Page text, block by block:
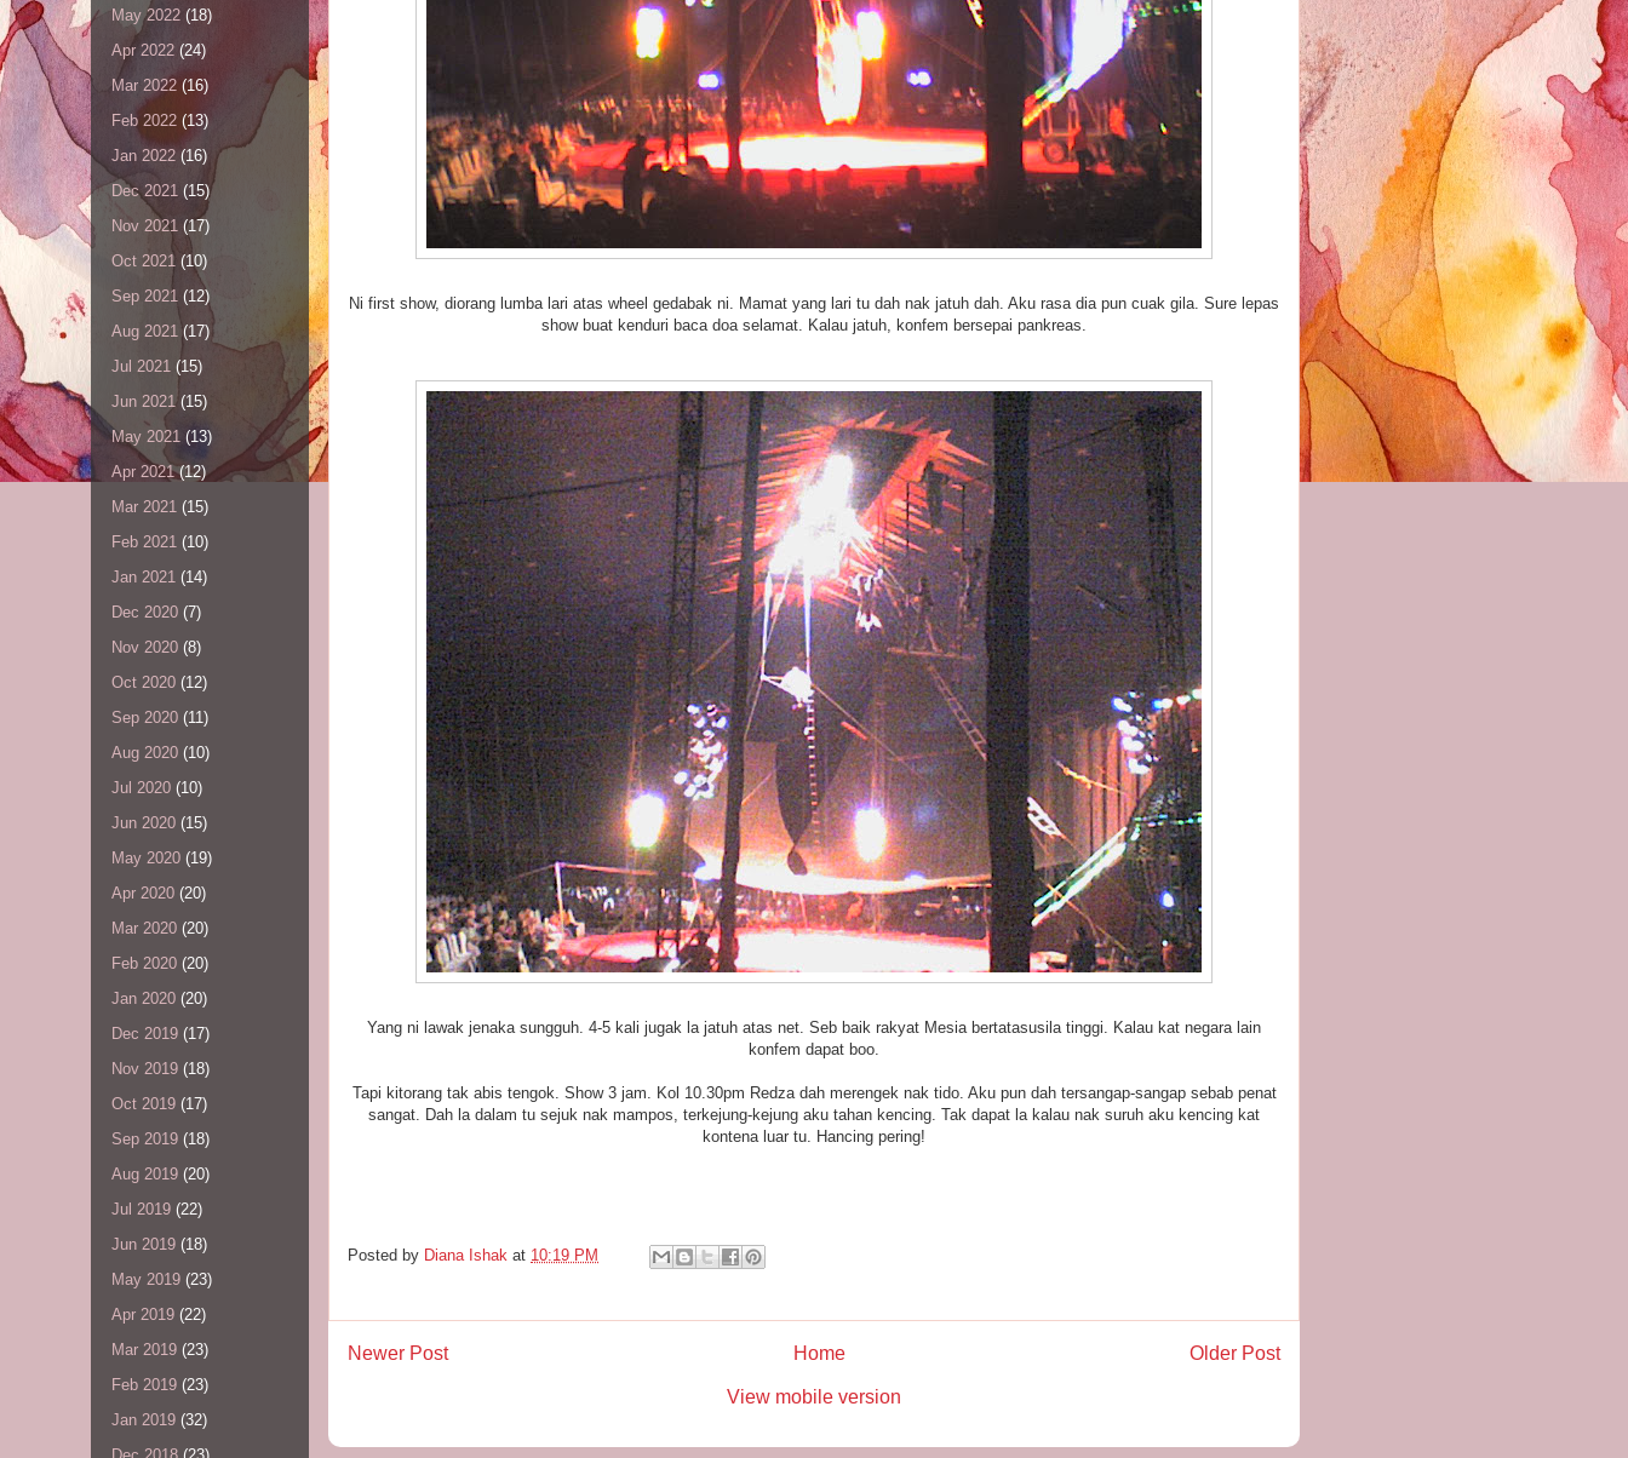
Ni first show, diorang lumba lari atas wheel gedabak ni. Mamat yang lari tu dah nak jatuh dah. Aku rasa dia pun cuak gila. Sure lepas
show buat kenduri baca doa selamat. Kalau jatuh, konfem bersepai pankreas.
Yang ni lawak jenaka sungguh. 4-5 kali jugak la jatuh atas net. Seb baik rakyat Mesia bertatasusila tinggi. Kalau kat negara lain
konfem dapat boo.
Tapi kitorang tak abis tengok. Show 3 jam. Kol 10.30pm Redza dah merengek nak tido. Aku pun dah tersangap-sangap sebab penat
sangat. Dah la dalam tu sejuk nak mampos, terkejung-kejung aku tahan kencing. Tak dapat la kalau nak suruh aku kencing kat
kontena luar tu. Hancing pering!
Posted by Diana Ishak at 10:19 PM
Newer Post Older Post
Home
View mobile version
May 2022 (18)
Apr 2022 (24)
Mar 2022 (16)
Feb 2022 (13)
Jan 2022 (16)
Dec 2021 (15)
Nov 2021 (17)
Oct 2021 (10)
Sep 2021 (12)
Aug 2021 (17)
Jul 2021 (15)
Jun 2021(15)
May 2021 (13)
Apr 2021(12)
Mar 2021 (15)
Feb 2021 (10)
Jan 2021 (14)
Dec 2020 (7)
Nov 2020 (8)
Oct 2020 (12)
Sep 2020 (11)
Aug 2020 (10)
Jul 2020 (10)
Jun 2020 (15)
May 2020 (19)
Apr 2020 (20)
Mar 2020 (20)
Feb 2020 (20)
Jan 2020 (20)
Dec 2019 (17)
Nov 2019 (18)
Oct 2019 (17)
Sep 2019 (18)
Aug 2019 (20)
Jul 2019 (22)
Jun 2019 (18)
May 2019 (23)
Apr 2019 (22)
Mar 2019 (23)
Feb 2019 (23)
Jan 2019 (32)